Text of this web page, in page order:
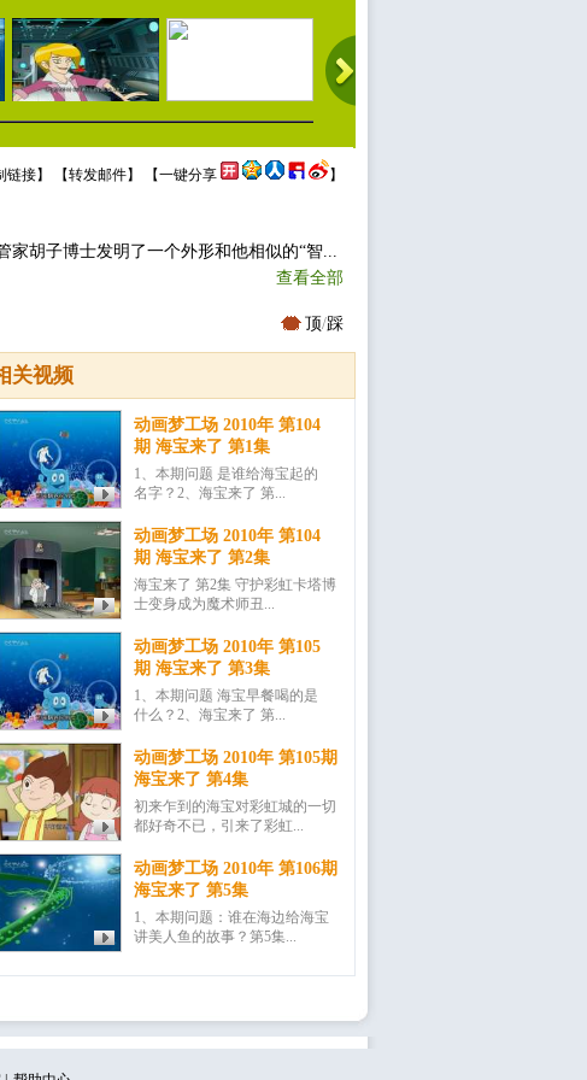
链接】 【转发邮件】 【一键分享 】
家胡子博士发明了一个外形和他相似的“智...
查看全部
顶/踩
关视频
动画梦工场 2010年 第104
期 海宝来了 第1集
1、本期问题 是谁给海宝起的
名字？2、海宝来了 第...
动画梦工场 2010年 第104
期 海宝来了 第2集
海宝来了 第2集 守护彩虹卡塔博
士变身成为魔术师丑...
动画梦工场 2010年 第105
期 海宝来了 第3集
1、本期问题 海宝早餐喝的是
什么？2、海宝来了 第...
动画梦工场 2010年 第105期
海宝来了 第4集
初来乍到的海宝对彩虹城的一切
都好奇不已，引来了彩虹...
动画梦工场 2010年 第106期
海宝来了 第5集
1、本期问题：谁在海边给海宝
讲美人鱼的故事？第5集...